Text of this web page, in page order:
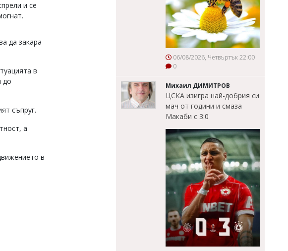
и се
да закара
в
до
съпруг.
а
в
06/08/2026, Четвъртък 22:00
0
Михаил ДИМИТРОВ
ЦСКА изигра най-добрия си
мач от години и смаза
Макаби с 3:0